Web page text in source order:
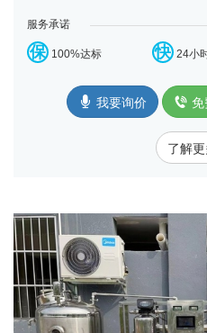
服务承诺
保 100%达标 快 24小
我要询价 免
了解